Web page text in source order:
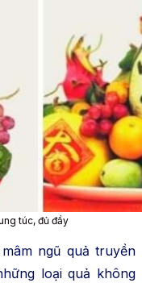
livestream Tiktok
túc, đủ đầy
ngũ quả truyền
loại quả không